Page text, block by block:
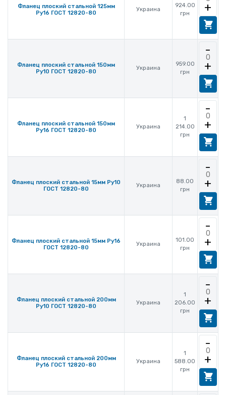
Фланец плоский стальной 125мм
Ру16 ГОСТ 12820-80
Украина
924.00
грн
+
Фланец плоский стальной 150мм
Ру10 ГОСТ 12820-80
Украина
959.00
грн
-
+
Фланец плоский стальной 150мм
Ру16 ГОСТ 12820-80
Украина
1
214.00
грн
-
+
Фланец плоский стальной 15мм Ру10
ГОСТ 12820-80
Украина
88.00
грн
-
+
Фланец плоский стальной 15мм Ру16
ГОСТ 12820-80
Украина
101.00
грн
-
+
Фланец плоский стальной 200мм
Ру10 ГОСТ 12820-80
Украина
1
206.00
грн
-
+
Фланец плоский стальной 200мм
Ру16 ГОСТ 12820-80
Украина
1
588.00
грн
-
+